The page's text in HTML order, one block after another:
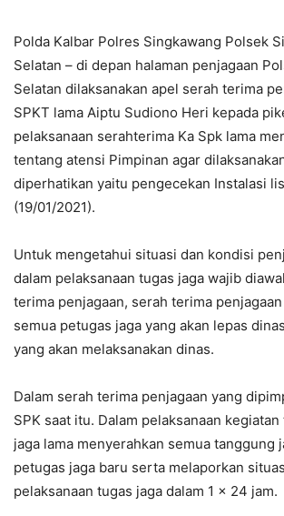
Polda Kalbar Polres Singkawang Polsek
Selatan – di depan halaman penjagaan
Selatan dilaksanakan apel serah terima
SPKT lama Aiptu Sudiono Heri kepada
pelaksanaan serahterima Ka Spk lama
tentang atensi Pimpinan agar
diperhatikan yaitu pengecekan Instalasi
(19/01/2021).
Untuk mengetahui situasi dan kondisi
dalam pelaksanaan tugas jaga wajib
terima penjagaan, serah terima
semua petugas jaga yang akan lepas
yang akan melaksanakan dinas.
Dalam serah terima penjagaan yang
SPK saat itu. Dalam pelaksanaan
jaga lama menyerahkan semua tanggung
petugas jaga baru serta melaporkan
pelaksanaan tugas jaga dalam 1 x 24 jam.